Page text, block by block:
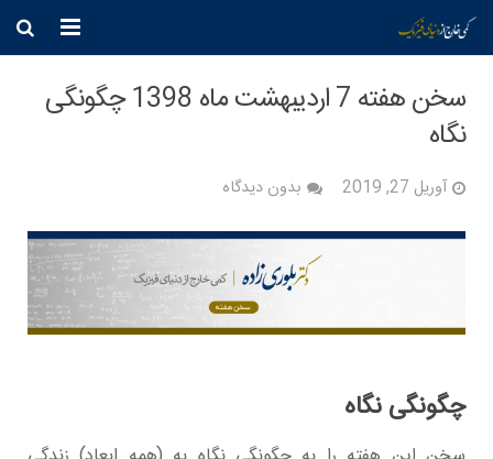
فیزیک
فرهنگ
جامعه
عقیده
سخن هفته 7 اردیبهشت ماه 1398 چگونگی
نگاه
آوریل 27, 2019 بدون دیدگاه
چگونگی نگاه